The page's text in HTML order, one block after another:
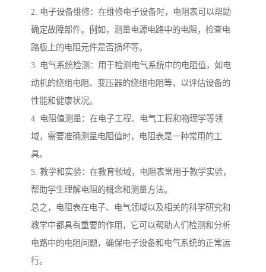
2. 电子设备维修：在维修电子设备时，电阻表可以帮助
确定故障部件。例如，测量电源电路中的电阻，检查电
路板上的电阻元件是否损坏等。
3. 电气系统检测：用于检测电气系统中的电阻值，如电
动机的绕组电阻、变压器的绕组电阻等，以评估设备的
性能和健康状况。
4. 电阻值测量：在电子工程、电气工程和物理学等领
域，需要准确测量电阻值时，电阻表是一种常用的工
具。
5. 教学和实验：在教育领域，电阻表常用于教学实验，
帮助学生理解电阻的概念和测量方法。
总之，电阻表在电子、电气领域以及相关的科学研究和
教学中都具有重要的作用，它可以帮助人们检测和分析
电路中的电阻问题，确保电子设备和电气系统的正常运
行。